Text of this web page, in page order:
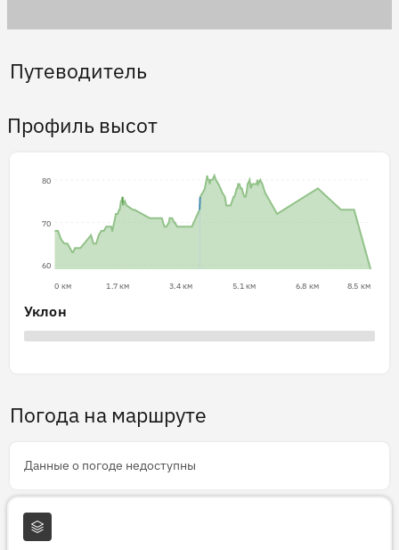
Путеводитель
Профиль высот
60
70
80
0 км 1.7 км 3.4 км 5.1 км 6.8 км 8.5 км
Уклон
Погода на маршруте
Данные о погоде недоступны